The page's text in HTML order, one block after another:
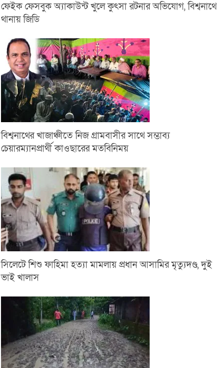
ফেইক ফেসবুক অ্যাকাউন্ট খুলে কুৎসা রটনার অভিযোগ, বিশ্বনাথে
থানায় জিডি
বিশ্বনাথের খাজাঞ্চীতে নিজ গ্রামবাসীর সাথে সম্ভাব্য
চেয়ারম্যানপ্রার্থী কাওছারের মতবিনিময়
সিলেটে শিশু ফাহিমা হত্যা মামলায় প্রধান আসামির মৃত্যুদণ্ড, দুই
ভাই খালাস